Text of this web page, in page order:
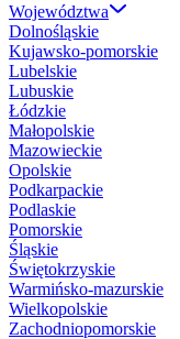
Województwa
Dolnośląskie
Kujawsko-pomorskie
Lubelskie
Lubuskie
Łódzkie
Małopolskie
Mazowieckie
Opolskie
Podkarpackie
Podlaskie
Pomorskie
Śląskie
Świętokrzyskie
Warmińsko-mazurskie
Wielkopolskie
Zachodniopomorskie